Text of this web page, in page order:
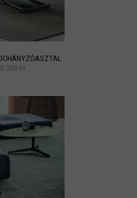
Ft